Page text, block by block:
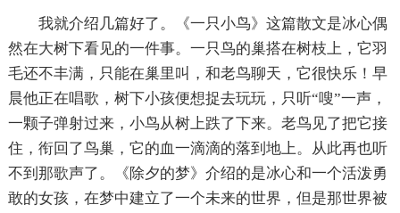
我就介绍几篇好了。《一只小鸟》这篇散文是冰心偶
然在大树下看见的一件事。一只鸟的巢搭在树枝上，它羽
毛还不丰满，只能在巢里叫，和老鸟聊天，它很快乐！早
晨他正在唱歌，树下小孩便想捉去玩玩，只听“嗖”一声，
一颗子弹射过来，小鸟从树上跌了下来。老鸟见了把它接
住，衔回了鸟巢，它的血一滴滴的落到地上。从此再也听
不到那歌声了。《除夕的梦》介绍的是冰心和一个活泼勇
敢的女孩，在梦中建立了一个未来的世界，但是那世界被